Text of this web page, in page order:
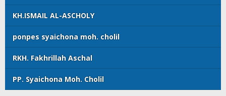
KH.ISMAIL AL-ASCHOLY
ponpes syaichona moh. cholil
RKH. Fakhrillah Aschal
PP. Syaichona Moh. Cholil